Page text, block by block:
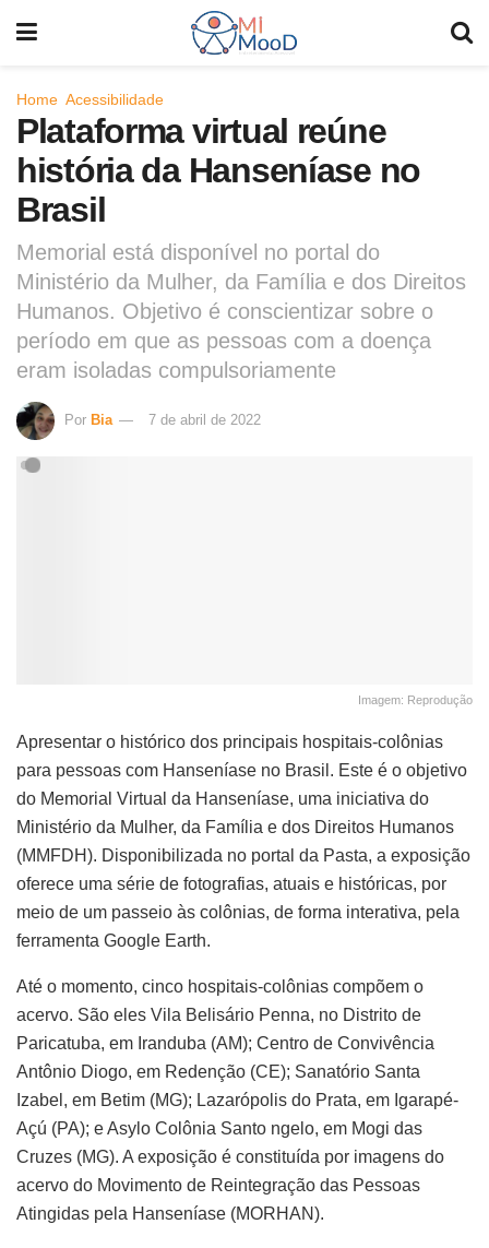
Home Acessibilidade
Plataforma virtual reúne
história da Hanseníase no
Brasil
Memorial está disponível no portal do
Ministério da Mulher, da Família e dos Direitos
Humanos. Objetivo é conscientizar sobre o
período em que as pessoas com a doença
eram isoladas compulsoriamente
Por Bia 7 de abril de 2022
Imagem: Reprodução
Apresentar o histórico dos principais hospitais-colônias
para pessoas com Hanseníase no Brasil. Este é o objetivo
do Memorial Virtual da Hanseníase, uma iniciativa do
Ministério da Mulher, da Família e dos Direitos Humanos
(MMFDH). Disponibilizada no portal da Pasta, a exposição
oferece uma série de fotografias, atuais e históricas, por
meio de um passeio às colônias, de forma interativa, pela
ferramenta Google Earth.
Até o momento, cinco hospitais-colônias compõem o
acervo. São eles Vila Belisário Penna, no Distrito de
Paricatuba, em Iranduba (AM); Centro de Convivência
Antônio Diogo, em Redenção (CE); Sanatório Santa
Izabel, em Betim (MG); Lazarópolis do Prata, em Igarapé-
Açú (PA); e Asylo Colônia Santo ngelo, em Mogi das
Cruzes (MG). A exposição é constituída por imagens do
acervo do Movimento de Reintegração das Pessoas
Atingidas pela Hanseníase (MORHAN).